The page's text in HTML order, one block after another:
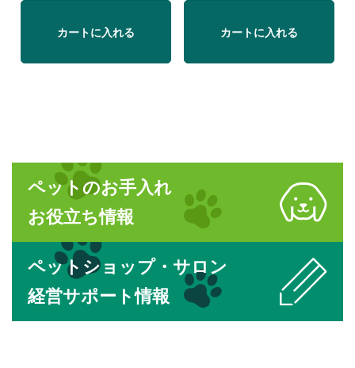
カートに入れる カートに入れる
ペットのお手入れ
お役立ち情報
ペットショップ・サロン
経営サポート情報